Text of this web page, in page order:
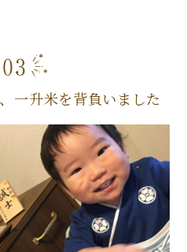
一升米を背負いました